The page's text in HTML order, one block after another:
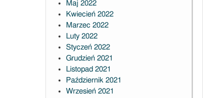
Maj 2022
Kwiecień 2022
Marzec 2022
Luty 2022
Styczeń 2022
Grudzień 2021
Listopad 2021
Październik 2021
Wrzesień 2021